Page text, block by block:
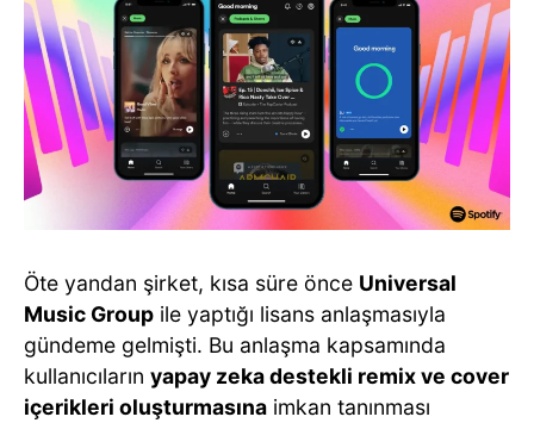
Öte yandan şirket, kısa süre önce Universal
Music Group ile yaptığı lisans anlaşmasıyla
gündeme gelmişti. Bu anlaşma kapsamında
kullanıcıların yapay zeka destekli remix ve cover
içerikleri oluşturmasına imkan tanınması